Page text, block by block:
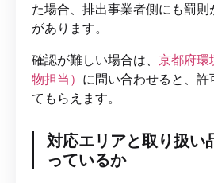
た場合、排出事業者側にも罰
があります。
確認が難しい場合は、 京都府環
物担当） に問い合わせると、許
てもらえます。
対応エリアと取り扱い
っているか